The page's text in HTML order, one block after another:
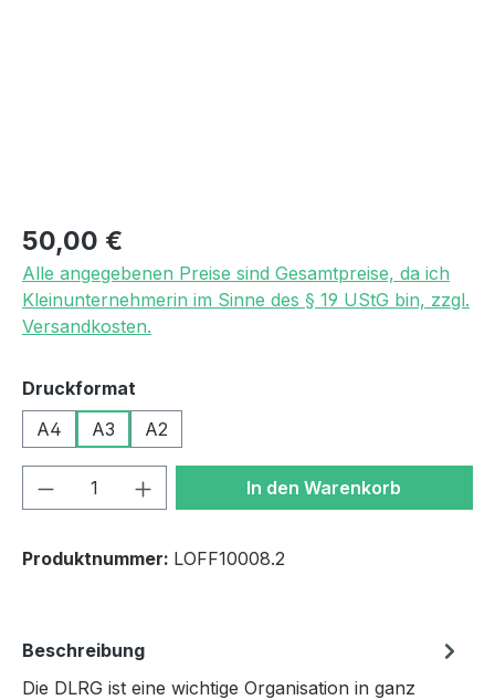
Regulärer Preis:
50,00 €
Alle angegebenen Preise sind Gesamtpreise, da ich
Kleinunternehmerin im Sinne des § 19 UStG bin, zzgl.
Versandkosten.
Druckformat
A4
A3 A2
Produkt Anzahl: Gib denIn den Warenkorb
Produktnummer: LOFF10008.2
Beschreibung
Die DLRG ist eine wichtige Organisation in ganz